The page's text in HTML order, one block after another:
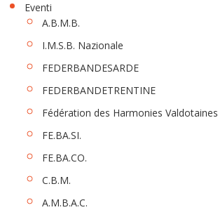
Eventi
A.B.M.B.
I.M.S.B. Nazionale
FEDERBANDESARDE
FEDERBANDETRENTINE
Fédération des Harmonies Valdotaines
FE.BA.SI.
FE.BA.CO.
C.B.M.
A.M.B.A.C.